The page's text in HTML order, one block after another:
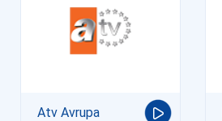
Atv Avrupa